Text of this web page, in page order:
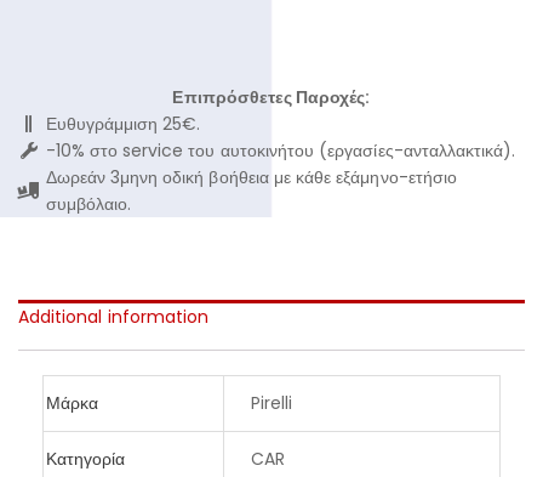
Επιπρόσθετες Παροχές:
Ευθυγράμμιση 25€.
-10% στο service του αυτοκινήτου (εργασίες-ανταλλακτικά).
Δωρεάν 3μηνη οδική βοήθεια με κάθε εξάμηνο-ετήσιο
συμβόλαιο.
Additional information
Μάρκα Pirelli
Κατηγορία CAR